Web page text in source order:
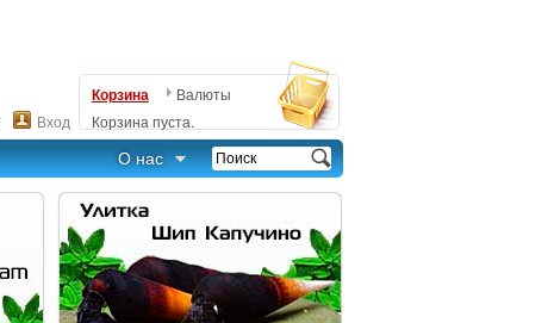
Валюты
Корзина
Корзина пуста.
Вход
О нас